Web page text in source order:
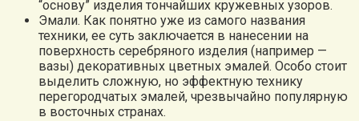
“основу” изделия тончайших кружевных узоров.
Эмали. Как понятно уже из самого названия
техники, ее суть заключается в нанесении на
поверхность серебряного изделия (например —
вазы) декоративных цветных эмалей. Особо стоит
выделить сложную, но эффектную технику
перегородчатых эмалей, чрезвычайно популярную
в восточных странах.